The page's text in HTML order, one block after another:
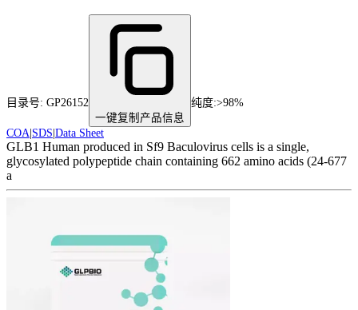
目录号: GP26152
一键复制产品信息
纯度:>98%
COA SDS Data Sheet
GLB1 Human produced in Sf9 Baculovirus cells is a single,
glycosylated polypeptide chain containing 662 amino acids (24-677
a